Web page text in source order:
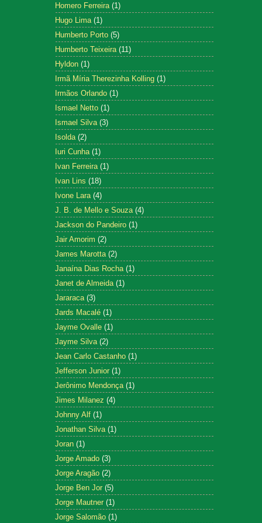
Homero Ferreira (1)
Hugo Lima (1)
Humberto Porto (5)
Humberto Teixeira (11)
Hyldon (1)
Irmã Míria Therezinha Kolling (1)
Irmãos Orlando (1)
Ismael Netto (1)
Ismael Silva (3)
Isolda (2)
Iuri Cunha (1)
Ivan Ferreira (1)
Ivan Lins (18)
Ivone Lara (4)
J. B. de Mello e Souza (4)
Jackson do Pandeiro (1)
Jair Amorim (2)
James Marotta (2)
Janaína Dias Rocha (1)
Janet de Almeida (1)
Jararaca (3)
Jards Macalé (1)
Jayme Ovalle (1)
Jayme Silva (2)
Jean Carlo Castanho (1)
Jefferson Junior (1)
Jerônimo Mendonça (1)
Jimes Milanez (4)
Johnny Alf (1)
Jonathan Silva (1)
Joran (1)
Jorge Amado (3)
Jorge Aragão (2)
Jorge Ben Jor (5)
Jorge Mautner (1)
Jorge Salomão (1)